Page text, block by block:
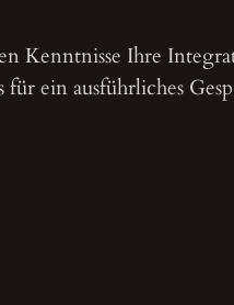
Kenntnisse Ihre
ein ausführliches